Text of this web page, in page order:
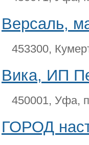
Версаль,
453300,
Вика, ИП
450001, Уфа,
ГОРОД